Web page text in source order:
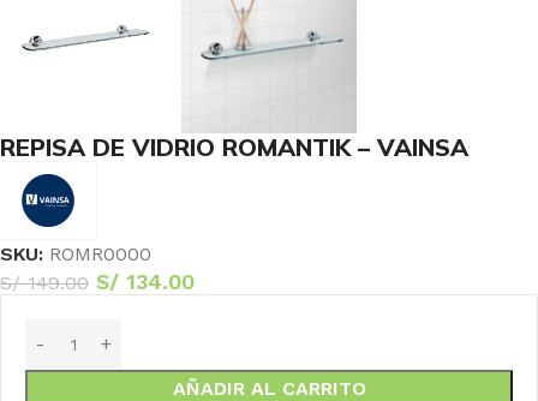
REPISA DE VIDRIO ROMANTIK – VAINSA
SKU: ROMR0000
S/149.00 S/ 134.00
AÑADIR AL CARRITO